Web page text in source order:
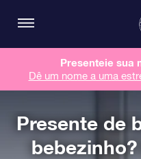
Presenteie sua
Dê um nome a uma
Presente de